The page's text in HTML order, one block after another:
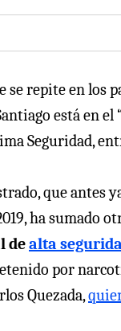
se repite en los
está en
Seguridad,
que antes
ha sumado
dealta
por
Quezada,